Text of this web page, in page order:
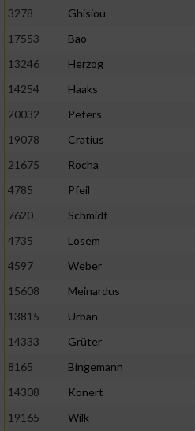
3278
Ghisiou
17553
Bao
13246
Herzog
14254
Haaks
20032
Peters
19078
Cratius
21675
Rocha
4785
Pfeil
7620
Schmidt
4735
Losem
4597
Weber
15608
Meinardus
13815
Urban
14333
Grüter
8165
Bingemann
14308
Konert
19165
Wilk